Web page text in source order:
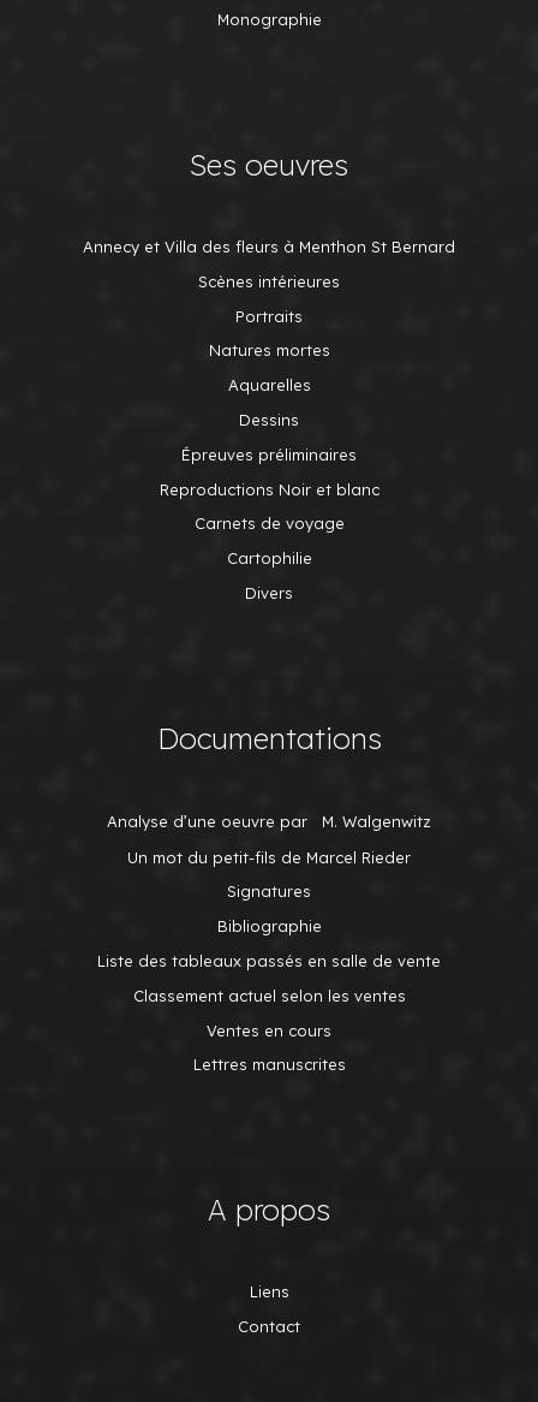
Monographie
Ses oeuvres
Annecy et Villa des fleurs à Menthon St Bernard
Scènes intérieures
Portraits
Natures mortes
Aquarelles
Dessins
Épreuves préliminaires
Reproductions Noir et blanc
Carnets de voyage
Cartophilie
Divers
Documentations
Analyse d’une oeuvre par M. Walgenwitz
Un mot du petit-fils de Marcel Rieder
Signatures
Bibliographie
Liste des tableaux passés en salle de vente
Classement actuel selon les ventes
Ventes en cours
Lettres manuscrites
A propos
Liens
Contact